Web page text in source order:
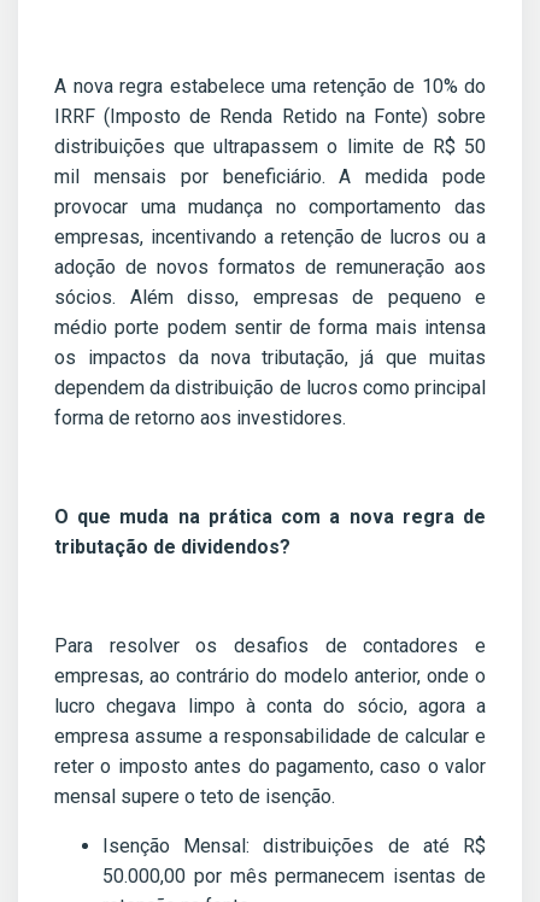
A nova regra estabelece uma retenção de 10% do
IRRF (Imposto de Renda Retido na Fonte) sobre
distribuições que ultrapassem o limite de R$ 50
mil mensais por beneficiário. A medida pode
provocar uma mudança no comportamento das
empresas, incentivando a retenção de lucros ou a
adoção de novos formatos de remuneração aos
sócios. Além disso, empresas de pequeno e
médio porte podem sentir de forma mais intensa
os impactos da nova tributação, já que muitas
dependem da distribuição de lucros como principal
forma de retorno aos investidores.
O que muda na prática com a nova regra de
tributação de dividendos?
Para resolver os desafios de contadores e
empresas, ao contrário do modelo anterior, onde o
lucro chegava limpo à conta do sócio, agora a
empresa assume a responsabilidade de calcular e
reter o imposto antes do pagamento, caso o valor
mensal supere o teto de isenção.
Isenção Mensal: distribuições de até R$
50.000,00 por mês permanecem isentas de